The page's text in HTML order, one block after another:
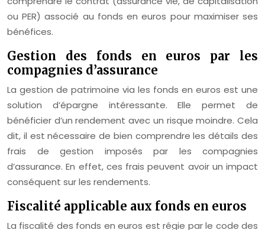
ou PER) associé au fonds en euros pour maximiser ses
bénéfices.
Gestion des fonds en euros par les
compagnies d’assurance
La gestion de patrimoine via les fonds en euros est une
solution d’épargne intéressante. Elle permet de
bénéficier d’un rendement avec un risque moindre. Cela
dit, il est nécessaire de bien comprendre les détails des
frais de gestion imposés par les compagnies
d’assurance. En effet, ces frais peuvent avoir un impact
conséquent sur les rendements.
Fiscalité applicable aux fonds en euros
La fiscalité des fonds en euros est régie par le code des